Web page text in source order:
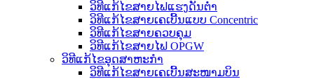
ວິທີແກ້ໄຂສາຍໄຟແຮງດັນຕ່ຳ
ວິທີແກ້ໄຂສາຍເຄເບີ້ນແບບ Concentric
ວິທີແກ້ໄຂສາຍຄວບຄຸມ
ວິທີແກ້ໄຂສາຍໄຟ OPGW
ວິທີແກ້ໄຂອຸດສາຫະກໍາ
ວິທີແກ້ໄຂສາຍເຄເບີ້ນສະໜາມບິນ